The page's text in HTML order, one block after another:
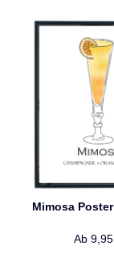
Mimosa
Ab 9,95